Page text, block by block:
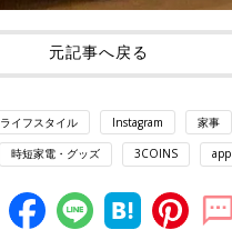
元記事へ戻る
ライフスタイル Instagram 家事
時短家電・グッズ 3COINS app